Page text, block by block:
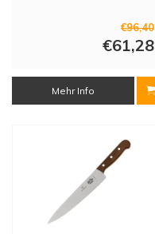
€96,40
€61,28
Mehr Info